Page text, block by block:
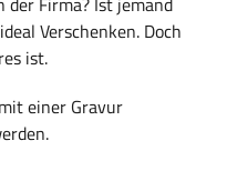
Verschenken. Doch
ist.
einer Gravur